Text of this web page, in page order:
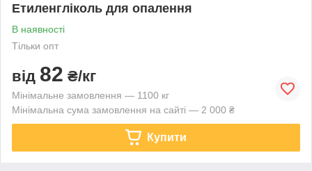
Етиленгліколь для опалення
В наявності
Тільки опт
від 82 ₴/кг
Мінімальне замовлення — 1100 кг
Мінімальна сума замовлення на сайті — 2 000 ₴
Купити